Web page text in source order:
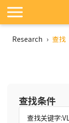
Research › 查找
查找条件
查找关键字